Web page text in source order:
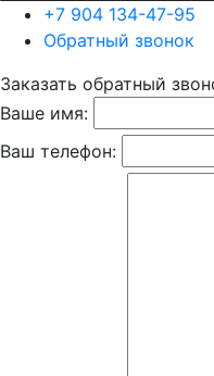
+7 904 134-47-95
Обратный звонок
Заказать обратный
Ваше имя:
Ваш телефон: